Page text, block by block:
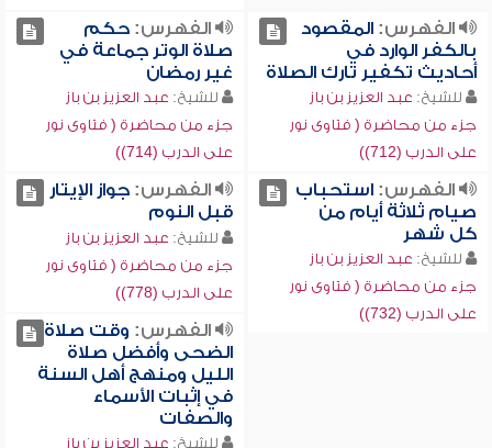
الفهرس:المقصود
بالكفر الوارد في
أحاديث تكفير تارك الصلاة
للشيخ: عبد العزيز بن باز
جزء من محاضرة ( فتاوى نور
على الدرب (712))
الفهرس:حكم
صلاة الوتر جماعة في
غير رمضان
للشيخ: عبد العزيز بن باز
جزء من محاضرة ( فتاوى نور
على الدرب (714))
الفهرس:استحباب
صيام ثلاثة أيام من
كل شهر
للشيخ: عبد العزيز بن باز
جزء من محاضرة ( فتاوى نور
على الدرب (732))
الفهرس:جواز الإيتار
قبل النوم
للشيخ: عبد العزيز بن باز
جزء من محاضرة ( فتاوى نور
على الدرب (778))
الفهرس: وقت صلاة
الضحى وأفضل صلاة
الليل ومنهج أهل السنة
في إثبات الأسماء
والصفات
للشيخ: عبد العزيز بن باز